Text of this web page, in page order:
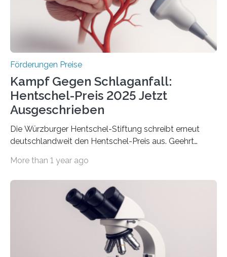
Berlin überbrachte das Bundesministerium für
Wirtschaft und Energie eine gute Nachricht:
Überplanmäßige Verpflichtungsermächtigungen in
Förderungen Preise
Kampf Gegen Schlaganfall:
Hentschel-Preis 2025 Jetzt
Ausgeschrieben
Die Würzburger Hentschel-Stiftung schreibt erneut
deutschlandweit den Hentschel-Preis aus. Geehrt
hochrangige wissenschaftliche Publikation zum Thema
Schlaganfall“ mit Sitz in Würzburg fördert die
Schlaganfallforschung, um die Behandlung der
Betroffenen zu verbessern. Dazu schreibt sie auch in
diesem Jahr wieder deutschlandweit den Hentschel-
Preis aus. Er richtet sich gezielt an jüngere
Forscherinnen und Forscher unter 40 Jahren. Geehrt
More than 1 year ago